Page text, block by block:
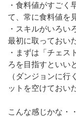
・食料値がすごく
て、常に食料値を
・スキルがいろい
最初に取っておい
・まずは「チェス
ろを目指すといい
（ダンジョンに行
ットを空けておい
こんな感じかな・